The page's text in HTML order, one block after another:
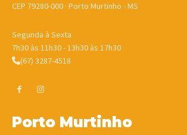
CEP 79280-000 · Porto Murtinho - MS
Segunda à Sexta
7h30 às 11h30 - 13h30 às 17h30
(67) 3287-4518
Porto Murtinho